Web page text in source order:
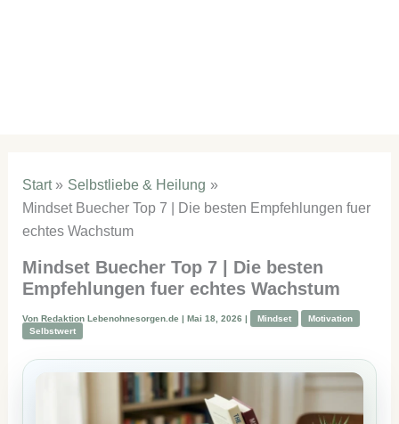
Start
Selbstliebe & Heilung
Mindset Buecher Top 7 | Die besten Empfehlungen fuer
echtes Wachstum
Mindset Buecher Top 7 | Die besten
Empfehlungen fuer echtes Wachstum
Von Redaktion Lebenohnesorgen.de | Mai 18, 2026 | Mindset
Motivation
Selbstwert